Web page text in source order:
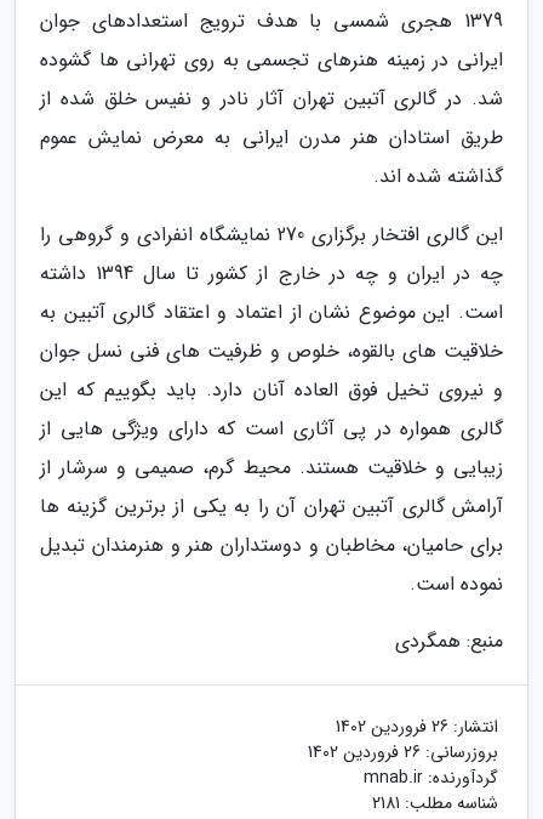
1379 هجری شمسی با هدف ترویج استعدادهای جوان
ایرانی در زمینه هنرهای تجسمی به روی تهرانی ها گشوده
شد. در گالری آتبین تهران آثار نادر و نفیس خلق شده از
طریق استادان هنر مدرن ایرانی به معرض نمایش عموم
گذاشته شده اند.
این گالری افتخار برگزاری 270 نمایشگاه انفرادی و گروهی را
چه در ایران و چه در خارج از کشور تا سال 1394 داشته
است. این موضوع نشان از اعتماد و اعتقاد گالری آتبین به
خلاقیت های بالقوه، خلوص و ظرفیت های فنی نسل جوان
و نیروی تخیل فوق العاده آنان دارد. باید بگوییم که این
گالری همواره در پی آثاری است که دارای ویژگی هایی از
زیبایی و خلاقیت هستند. محیط گرم، صمیمی و سرشار از
آرامش گالری آتبین تهران آن را به یکی از برترین گزینه ها
برای حامیان، مخاطبان و دوستداران هنر و هنرمندان تبدیل
نموده است.
منبع: همگردی
انتشار: 26 فروردین 1402
بروزرسانی: 26 فروردین 1402
گردآورنده: mnab.ir
شناسه مطلب: 2181